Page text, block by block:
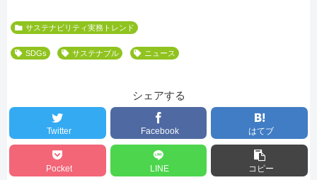
サステナビリティ実務トレンド
SDGs サステナブル ニュース
シェアする
Twitter Facebook はてブ
Pocket LINE コピー